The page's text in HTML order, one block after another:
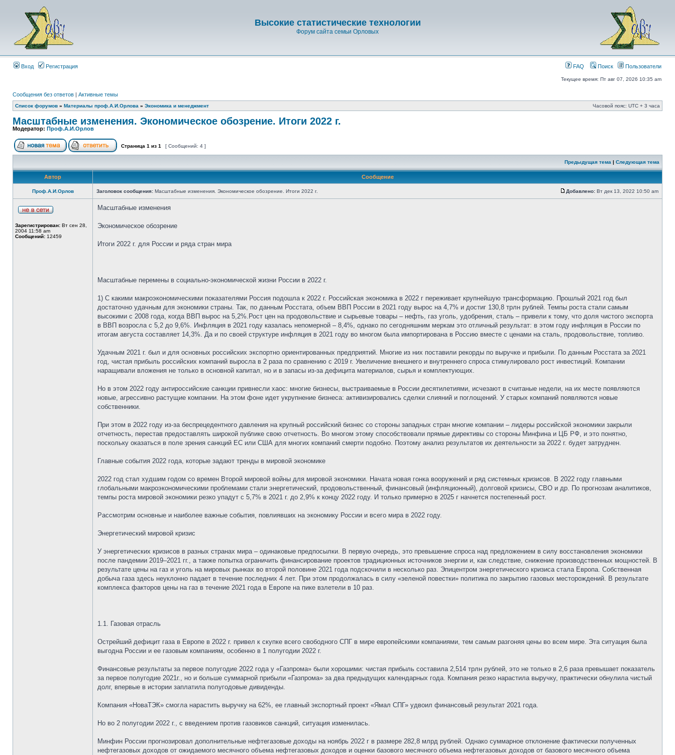
Высокие статистические технологии
Форум сайта семьи Орловых
Вход Регистрация FAQ Поиск Пользователи
Текущее время: Пт авг 07, 2026 10:35 am
Сообщения без ответов | Активные темы
Список форумов » Материалы проф.А.И.Орлова » Экономика и менеджмент Часовой пояс: UTC + 3 часа
Масштабные изменения. Экономическое обозрение. Итоги 2022 г.
Модератор: Проф.А.И.Орлов
Страница 1 из 1 [ Сообщений: 4 ]
Предыдущая тема | Следующая тема
Автор Сообщение
Проф.А.И.Орлов Заголовок сообщения: Масштабные изменения. Экономическое обозрение. Итоги 2022 г. Добавлено: Вт дек 13, 2022 10:50 am
Зарегистрирован: Вт сен 28,
2004 11:58 am
Сообщений: 12459
Масштабные изменения
Экономическое обозрение
Итоги 2022 г. для России и ряда стран мира
Масштабные перемены в социально-экономической жизни России в 2022 г.
1) С какими макроэкономическими показателями Россия подошла к 2022 г. Российская экономика в 2022 г переживает крупнейшую трансформацию. Прошлый 2021 год был
достаточно удачным для экономики страны. Так, по данным Росстата, объем ВВП России в 2021 году вырос на 4,7% и достиг 130,8 трлн рублей. Темпы роста стали самым
высокими с 2008 года, когда ВВП вырос на 5,2%.Рост цен на продовольствие и сырьевые товары – нефть, газ уголь, удобрения, сталь – привели к тому, что доля чистого экспорта
в ВВП возросла с 5,2 до 9,6%. Инфляция в 2021 году казалась непомерной – 8,4%, однако по сегодняшним меркам это отличный результат: в этом году инфляция в России по
итогам августа составляет 14,3%. Да и по своей структуре инфляция в 2021 году во многом была импортирована в Россию вместе с ценами на сталь, продовольствие, топливо.
Удачным 2021 г. был и для основных российских экспортно ориентированных предприятий. Многие из них поставили рекорды по выручке и прибыли. По данным Росстата за 2021
год, чистая прибыль российских компаний выросла в 2 раза по сравнению с 2019 г. Увеличение внешнего и внутреннего спроса стимулировало рост инвестиций. Компании
наращивали вложения не только в основной капитал, но и в запасы из-за дефицита материалов, сырья и комплектующих.
Но в этом 2022 году антироссийские санкции привнесли хаос: многие бизнесы, выстраиваемые в России десятилетиями, исчезают в считаные недели, на их месте появляются
новые, агрессивно растущие компании. На этом фоне идет укрупнение бизнеса: активизировались сделки слияний и поглощений. У старых компаний появляются новые
собственники.
При этом в 2022 году из-за беспрецедентного давления на крупный российский бизнес со стороны западных стран многие компании – лидеры российской экономики закрыли
отчетность, перестав предоставлять широкой публике свою отчетность. Во многом этому способствовали прямые директивы со стороны Минфина и ЦБ РФ, и это понятно,
поскольку оказаться в поле зрения санкций ЕС или США для многих компаний смерти подобно. Поэтому анализ результатов их деятельности за 2022 г. будет затруднен.
Главные события 2022 года, которые задают тренды в мировой экономике
2022 год стал худшим годом со времен Второй мировой войны для мировой экономики. Начата новая гонка вооружений и ряд системных кризисов. В 2022 году главными
глобальными макроэкономическими проблемами стали энергетический, продовольственный, финансовый (инфляционный), долговой кризисы, СВО и др. По прогнозам аналитиков,
темпы роста мировой экономики резко упадут с 5,7% в 2021 г. до 2,9% к концу 2022 году. И только примерно в 2025 г начнется постепенный рост.
Рассмотрим основные и наиболее важные события, повлиявших на экономику России и всего мира в 2022 году.
Энергетический мировой кризис
У энергетических кризисов в разных странах мира – одинаковые предпосылки. В первую очередь, это превышение спроса над предложением в силу восстановления экономики
после пандемии 2019–2021 гг., а также попытка ограничить финансирование проектов традиционных источников энергии и, как следствие, снижение производственных мощностей. В
результате цены на газ и уголь на мировых рынках во второй половине 2021 года подскочили в несколько раз. Эпицентром энергетического кризиса стала Европа. Собственная
добыча газа здесь неуклонно падает в течение последних 4 лет. При этом продолжалась в силу «зеленой повестки» политика по закрытию газовых месторождений. В результате
комплекса факторов цены на газ в течение 2021 года в Европе на пике взлетели в 10 раз.
1.1. Газовая отрасль
Острейший дефицит газа в Европе в 2022 г. привел к скупке всего свободного СПГ в мире европейскими компаниями, тем самым разгоняя цены во всем мире. Эта ситуация была
выгодна России и ее газовым компаниям, особенно в 1 полугодии 2022 г.
Финансовые результаты за первое полугодие 2022 года у «Газпрома» были хорошими: чистая прибыль составила 2,514 трлн рублей, это не только в 2,6 раза превышает показатель
за первое полугодие 2021г., но и больше суммарной прибыли «Газпрома» за два предыдущих календарных года. Компания резко нарастила выручку, практически обнулила чистый
долг, впервые в истории заплатила полугодовые дивиденды.
Компания «НоваТЭК» смогла нарастить выручку на 62%, ее главный экспортный проект «Ямал СПГ» удвоил финансовый результат 2021 года.
Но во 2 полугодии 2022 г., с введением против газовиков санкций, ситуация изменилась.
Минфин России прогнозировал дополнительные нефтегазовые доходы на ноябрь 2022 г в размере 282,8 млрд рублей. Однако суммарное отклонение фактически полученных
нефтегазовых доходов от ожидаемого месячного объема нефтегазовых доходов и оценки базового месячного объема нефтегазовых доходов от базового месячного объема